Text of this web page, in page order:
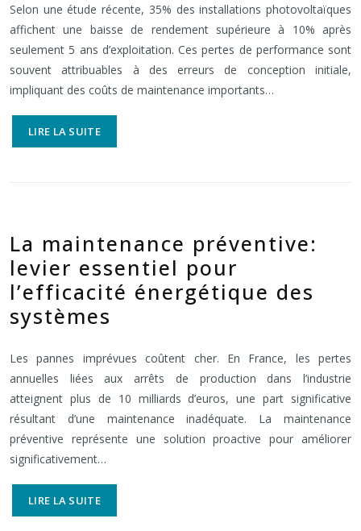
Selon une étude récente, 35% des installations photovoltaïques
affichent une baisse de rendement supérieure à 10% après
seulement 5 ans d’exploitation. Ces pertes de performance sont
souvent attribuables à des erreurs de conception initiale,
impliquant des coûts de maintenance importants…
LIRE LA SUITE
La maintenance préventive:
levier essentiel pour
l’efficacité énergétique des
systèmes
Les pannes imprévues coûtent cher. En France, les pertes
annuelles liées aux arrêts de production dans l’industrie
atteignent plus de 10 milliards d’euros, une part significative
résultant d’une maintenance inadéquate. La maintenance
préventive représente une solution proactive pour améliorer
significativement…
LIRE LA SUITE